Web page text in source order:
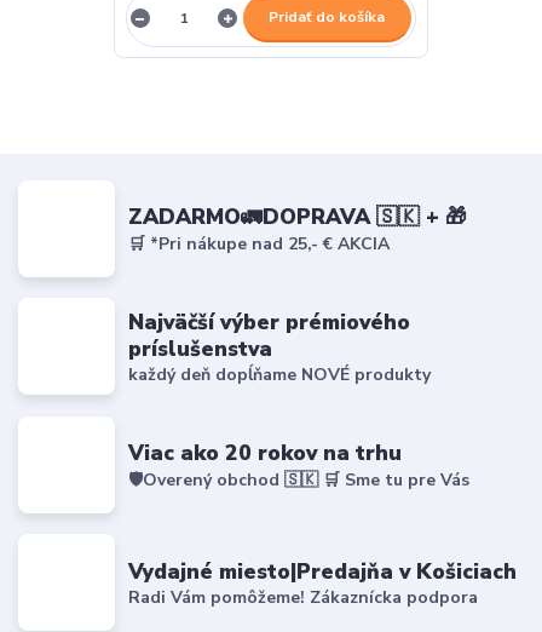
Pridať do košíka
ZADARMO🚛DOPRAVA 🇸🇰 + 🎁
🛒 *Pri nákupe nad 25,- € AKCIA
Najväčší výber prémiového
príslušenstva
každý deň dopĺňame NOVÉ produkty
Viac ako 20 rokov na trhu
🛡️Overený obchod 🇸🇰 🛒 Sme tu pre Vás
Vydajné miesto|Predajňa v Košiciach
Radi Vám pomôžeme! Zákaznícka podpora